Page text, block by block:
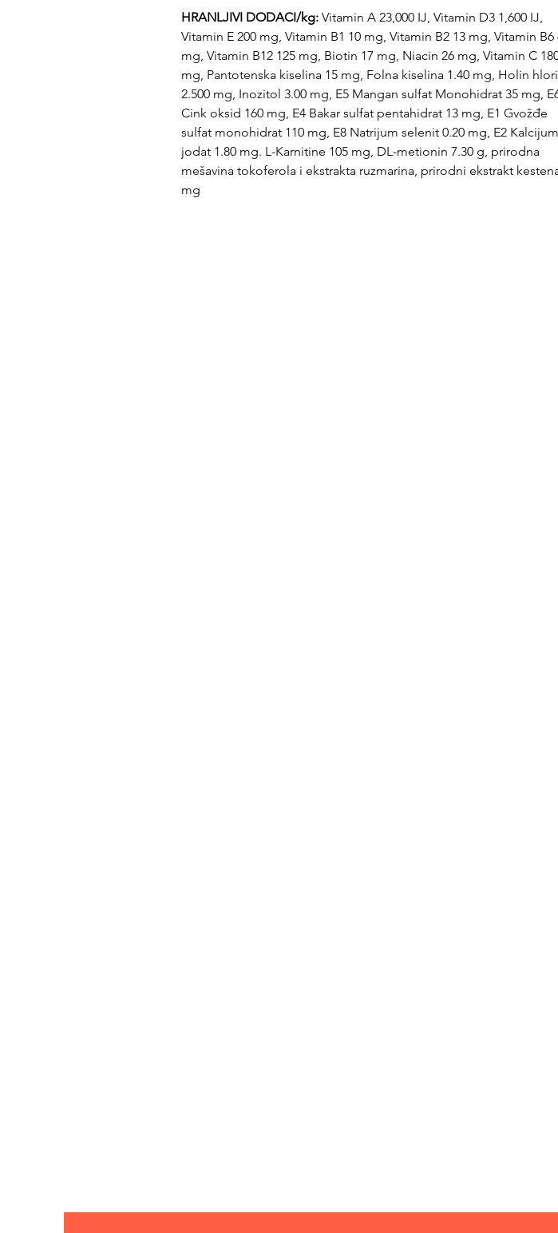
HRANLJIVI DODACI/kg: Vitamin A 23,000 IJ, Vitamin D3 1,600 IJ,
Vitamin E 200 mg, Vitamin B1 10 mg, Vitamin B2 13 mg, Vitamin B6
mg, Vitamin B12 125 mg, Biotin 17 mg, Niacin 26 mg, Vitamin C
mg, Pantotenska kiselina 15 mg, Folna kiselina 1.40 mg, Holin
2.500 mg, Inozitol 3.00 mg, E5 Mangan sulfat Monohidrat 35 mg,
Cink oksid 160 mg, E4 Bakar sulfat pentahidrat 13 mg, E1 Gvožđe
sulfat monohidrat 110 mg, E8 Natrijum selenit 0.20 mg, E2 Kalcijum
jodat 1.80 mg. L-Karnitine 105 mg, DL-metionin 7.30 g, prirodna
mešavina tokoferola i ekstrakta ruzmarina, prirodni ekstrakt
mg